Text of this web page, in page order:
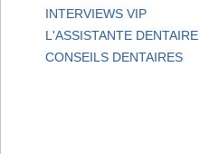
INTERVIEWS VIP
L'ASSISTANTE DENTAIRE
CONSEILS DENTAIRES